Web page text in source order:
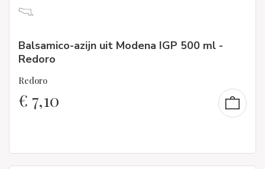
Balsamico-azijn uit Modena IGP 500 ml -
Redoro
Redoro
€ 7,10